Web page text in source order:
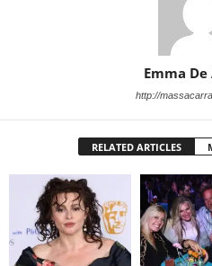
Emma
http://
RELATED ARTICLES